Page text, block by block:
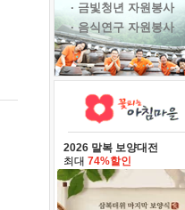
· 금빛청년 자원봉사
· 음식연구 자원봉사
2026 말복 보양대전
최대 74%할인